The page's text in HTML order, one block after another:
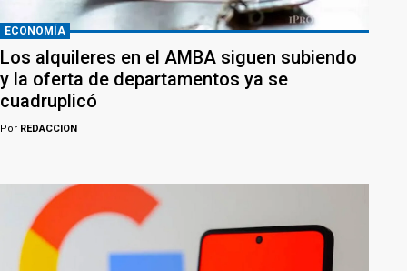
ECONOMÍA
Los alquileres en el AMBA siguen subiendo
y la oferta de departamentos ya se
cuadruplicó
Por REDACCION